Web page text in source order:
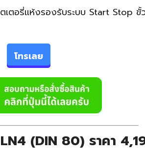
เตอรี่แห้งรองรับระบบ Start Stop
โทรเลย
(DIN 80) ราคา